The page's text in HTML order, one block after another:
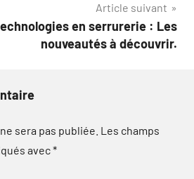
Article suivant
en serrurerie : Les
nouveautés à découvrir.
sera pas publiée. Les champs
avec*